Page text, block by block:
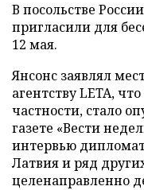
В посольстве
пригласили для
12 мая.
Янсонс заявлял
агентству LETA,
частности, стало
газете «Вести
интервью
Латвия и ряд
целенаправленно